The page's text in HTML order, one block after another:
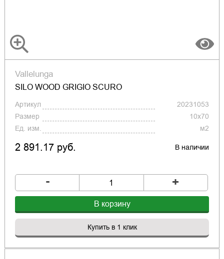
Vallelunga
SILO WOOD GRIGIO SCURO
Артикул
20231053
Размер
10x70
Ед. изм.
м2
2 891.17 руб. В наличии
- +
В корзину
Купить в 1 клик